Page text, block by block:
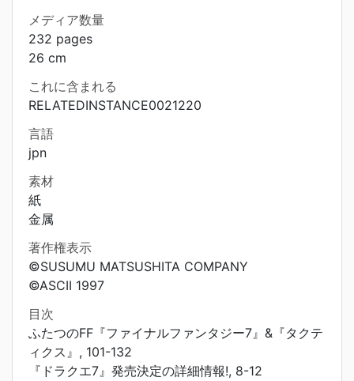
メディア数量
232 pages
26 cm
これに含まれる
RELATEDINSTANCE0021220
言語
jpn
素材
紙
金属
著作権表示
©SUSUMU MATSUSHITA COMPANY
©ASCII 1997
目次
ふたつのFF『ファイナルファンタジー7』&『タクテ
ィクス』, 101-132
『ドラクエ7』発売決定の詳細情報!, 8-12